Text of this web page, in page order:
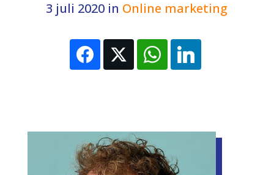
3 juli 2020 in Online marketing